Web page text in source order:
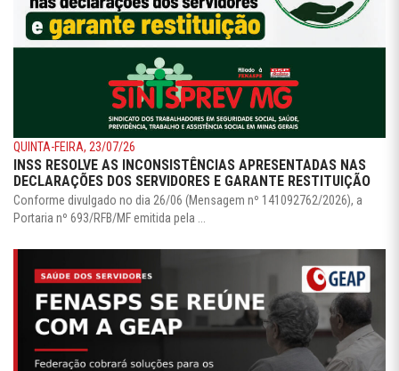
QUINTA-FEIRA, 23/07/26
INSS RESOLVE AS INCONSISTÊNCIAS APRESENTADAS NAS
DECLARAÇÕES DOS SERVIDORES E GARANTE RESTITUIÇÃO
Conforme divulgado no dia 26/06 (Mensagem nº 141092762/2026), a
Portaria nº 693/RFB/MF emitida pela ...